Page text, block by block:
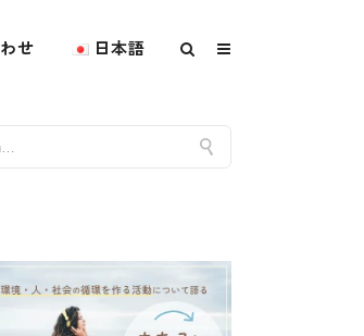
せ 日本語